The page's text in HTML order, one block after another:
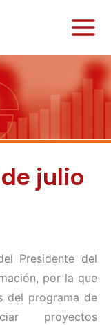
de julio
Presidente del
por la que
del programa de
proyectos